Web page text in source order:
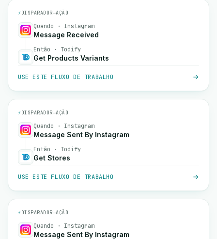
⚡ DISPARADOR→AÇÃO
Quando · Instagram
Message Received
Então · Todify
Get Products Variants
USE ESTE FLUXO DE TRABALHO
⚡ DISPARADOR→AÇÃO
Quando · Instagram
Message Sent By Instagram
Então · Todify
Get Stores
USE ESTE FLUXO DE TRABALHO
⚡ DISPARADOR→AÇÃO
Quando · Instagram
Message Sent By Instagram